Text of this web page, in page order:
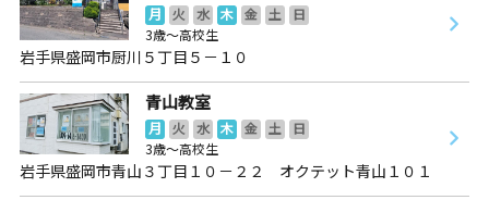
月 火 水 木 金 土
日
3歳～高校生
岩手県盛岡市厨川５丁目５－１０
青山教室
月 火 水 木 金 土
日
3歳～高校生
岩手県盛岡市青山３丁目１０－２２ オクテット青山１０１